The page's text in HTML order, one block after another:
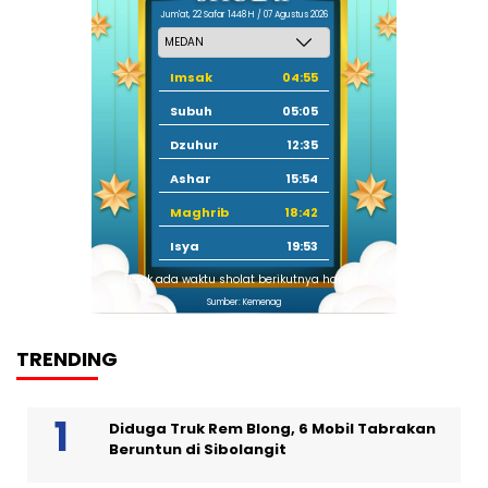
Jum'at, 22 Safar 1448 H / 07 Agustus 2026
Imsak
04:55
Subuh
05:05
Dzuhur
12:35
Ashar
15:54
Maghrib
18:42
Isya
19:53
Tidak ada waktu sholat berikutnya hari ini.
Sumber: Kemenag
TRENDING
Diduga Truk Rem Blong, 6 Mobil Tabrakan
Beruntun di Sibolangit